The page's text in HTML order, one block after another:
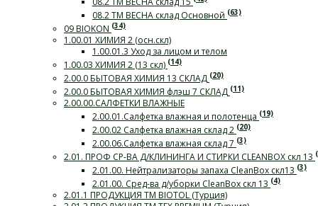
08.2 ТМ ВЕСНА склад Основной (63)
09 BIOKON (34)
1.00.01 ХИМИЯ 2 (осн.скл)
1.00.01.3 Уход за лицом и телом
1.00.03 ХИМИЯ 2 (13 скл) (14)
2.00.0 БЫТОВАЯ ХИМИЯ 13 СКЛАД (20)
2.00.0 БЫТОВАЯ ХИМИЯ флэш 7 СКЛАД (11)
2.00.00.САЛФЕТКИ ВЛАЖНЫЕ
2.00.01.Салфетка влажная и полотенца (19)
2.00.02 Салфетка влажная склад 2 (20)
2.00.06.Салфетка влажная склад 7 (3)
2.01. ПРОФ СР-ВА Д/КЛИНИНГА И СТИРКИ СLEANBOX скл 13
2.01.00. Нейтрализаторы запаха CleanBox скл13 (3)
2.01.00. Сред-ва д/уборки CleanBox скл 13 (4)
2.01.1 ПРОДУКЦИЯ ТМ BIOTOL (Турция)